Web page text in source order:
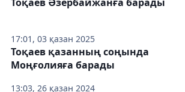
17:01, 03 қазан 2025
13:03, 26 қазан 2024
Тоқаев қазанның соңында
Моңғолияға барады